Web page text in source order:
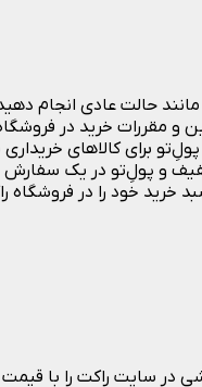
حالت عادی انجام
و مقررات خرید در
برای کالاهای
و پولِ‌تو در یک سفارش
خرید خود را در